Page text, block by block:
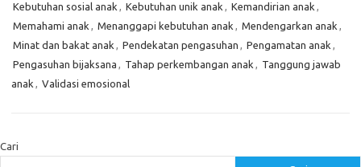
Kebutuhan sosial anak , Kebutuhan unik anak , Kemandirian anak ,
Memahami anak , Menanggapi kebutuhan anak , Mendengarkan anak ,
Minat dan bakat anak , Pendekatan pengasuhan , Pengamatan anak ,
Pengasuhan bijaksana , Tahap perkembangan anak , Tanggung jawab
anak , Validasi emosional
Cari